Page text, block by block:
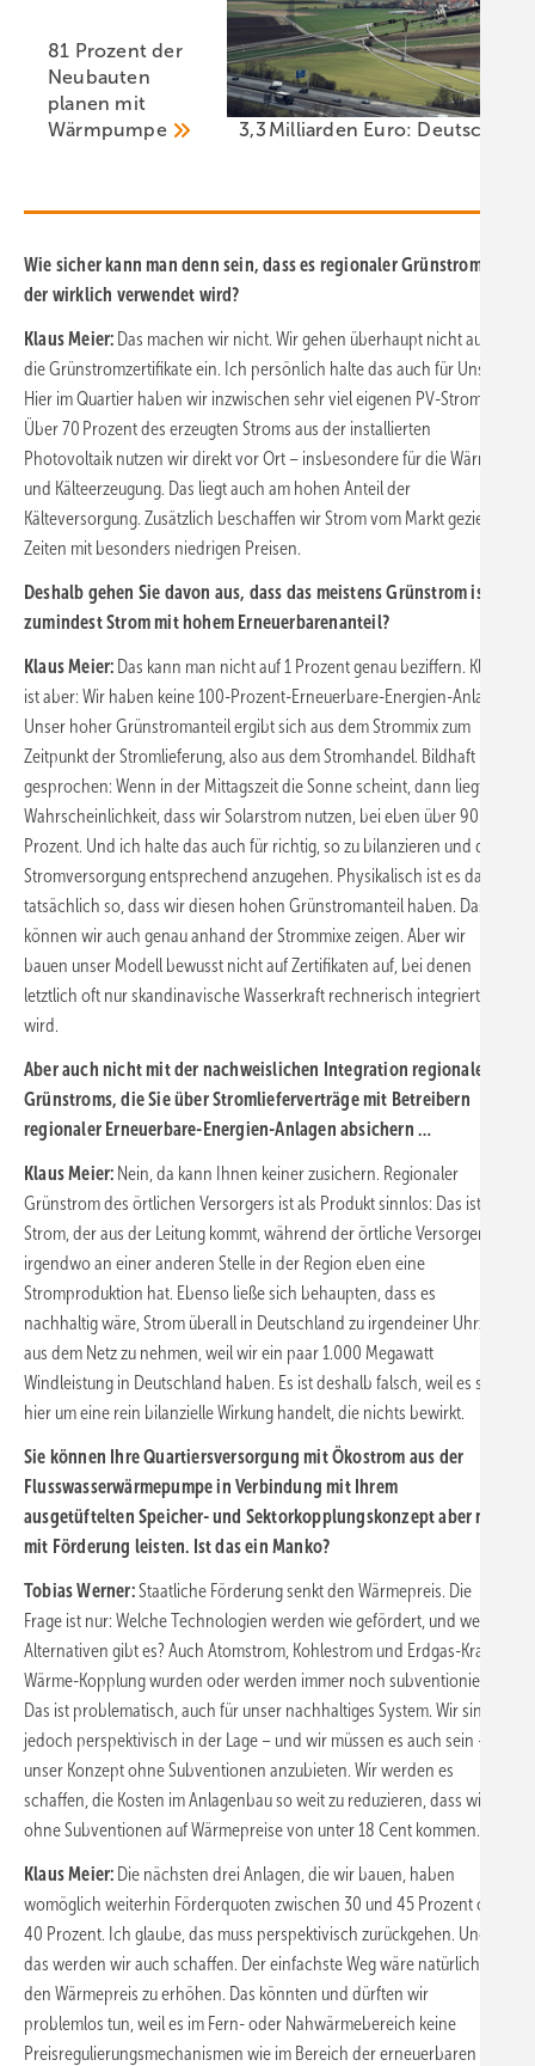
81 Prozent der
Neubauten
planen mit
Wärmpumpe
3,3 Milliarden Euro:
Wie sicher kann man denn sein, dass es regionaler Grünstrom ist,
der wirklich verwendet wird?
Klaus Meier: Das machen wir nicht. Wir gehen überhaupt nicht auf
die Grünstromzertifikate ein. Ich persönlich halte das auch für Unsinn.
Hier im Quartier haben wir inzwischen sehr viel eigenen PV-Strom.
Über 70 Prozent des erzeugten Stroms aus der installierten
Photovoltaik nutzen wir direkt vor Ort – insbesondere für die Wärme-
und Kälteerzeugung. Das liegt auch am hohen Anteil der
Kälteversorgung. Zusätzlich beschaffen wir Strom vom Markt gezielt in
Zeiten mit besonders niedrigen Preisen.
Deshalb gehen Sie davon aus, dass das meistens Grünstrom ist,
zumindest Strom mit hohem Erneuerbarenanteil?
Klaus Meier: Das kann man nicht auf 1 Prozent genau beziffern. Klar
ist aber: Wir haben keine 100-Prozent-Erneuerbare-Energien-Anlage.
Unser hoher Grünstromanteil ergibt sich aus dem Strommix zum
Zeitpunkt der Stromlieferung, also aus dem Stromhandel. Bildhaft
gesprochen: Wenn in der Mittagszeit die Sonne scheint, dann liegt die
Wahrscheinlichkeit, dass wir Solarstrom nutzen, bei eben über 90
Prozent. Und ich halte das auch für richtig, so zu bilanzieren und die
Stromversorgung entsprechend anzugehen. Physikalisch ist es dann
tatsächlich so, dass wir diesen hohen Grünstromanteil haben. Das
können wir auch genau anhand der Strommixe zeigen. Aber wir
bauen unser Modell bewusst nicht auf Zertifikaten auf, bei denen
letztlich oft nur skandinavische Wasserkraft rechnerisch integriert
wird.
Aber auch nicht mit der nachweislichen Integration regionalen
Grünstroms, die Sie über Stromlieferverträge mit Betreibern
regionaler Erneuerbare-Energien-Anlagen absichern …
Klaus Meier: Nein, da kann Ihnen keiner zusichern. Regionaler
Grünstrom des örtlichen Versorgers ist als Produkt sinnlos: Das ist
Strom, der aus der Leitung kommt, während der örtliche Versorger
irgendwo an einer anderen Stelle in der Region eben eine
Stromproduktion hat. Ebenso ließe sich behaupten, dass es
nachhaltig wäre, Strom überall in Deutschland zu irgendeiner Uhrzeit
aus dem Netz zu nehmen, weil wir ein paar 1.000 Megawatt
Windleistung in Deutschland haben. Es ist deshalb falsch, weil es sich
hier um eine rein bilanzielle Wirkung handelt, die nichts bewirkt.
Sie können Ihre Quartiersversorgung mit Ökostrom aus der
Flusswasserwärmepumpe in Verbindung mit Ihrem
ausgetüftelten Speicher- und Sektorkopplungskonzept aber nur
mit Förderung leisten. Ist das ein Manko?
Tobias Werner:Staatliche Förderung senkt den Wärmepreis. Die
Frage ist nur: Welche Technologien werden wie gefördert, und welche
Alternativen gibt es? Auch Atomstrom, Kohlestrom und Erdgas-Kraft-
Wärme-Kopplung wurden oder werden immer noch subventioniert.
Das ist problematisch, auch für unser nachhaltiges System. Wir sind
jedoch perspektivisch in der Lage – und wir müssen es auch sein –,
unser Konzept ohne Subventionen anzubieten. Wir werden es
schaffen, die Kosten im Anlagenbau so weit zu reduzieren, dass wir
ohne Subventionen auf Wärmepreise von unter 18 Cent kommen.
Klaus Meier: Die nächsten drei Anlagen, die wir bauen, haben
womöglich weiterhin Förderquoten zwischen 30 und 45 Prozent oder
40 Prozent. Ich glaube, das muss perspektivisch zurückgehen. Und
das werden wir auch schaffen. Der einfachste Weg wäre natürlich,
den Wärmepreis zu erhöhen. Das könnten und dürften wir
problemlos tun, weil es im Fern- oder Nahwärmebereich keine
Preisregulierungsmechanismen wie im Bereich der erneuerbaren